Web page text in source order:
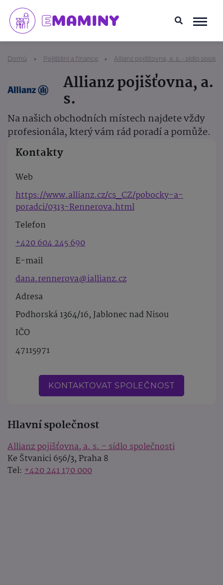
Domů Pojištění a finance Allianz pojišťovna, a. s. - sídlo
Allianz pojišťovna, a.
s.
Na našich obchodních místech najdete vždy
profesionála, který vám rád poradí a pomůže.
Kontakty
Web
https://www.allianz.cz/cs_CZ/pobocky-a-
poradci/0313-Rennerova.html
Telefon
+420 604 245 690
E-mail
dana.rennerova@iallianz.cz
Adresa
Podhorská 1364/16, Jablonec nad Nisou
IČO
47115971
KONTAKTOVAT SPOLEČNOST
Hlavní společnost
Allianz pojišťovna, a. s. - sídlo společnosti
Ke Štvanici 656/3, Praha 8
Tel: +420 241 170 000